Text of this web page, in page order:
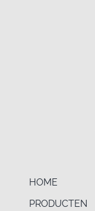
HOME
PRODUCTEN